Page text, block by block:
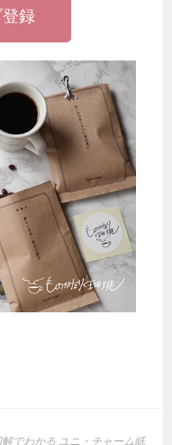
録
解でわかる ユニ・チャーム紙